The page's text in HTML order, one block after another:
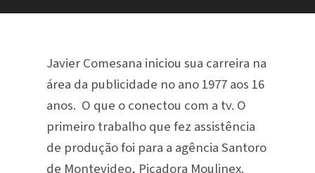
Javier Comesana iniciou sua carreira na
área da publicidade no ano 1977 aos 16
anos. O que o conectou com a tv. O
primeiro trabalho que fez assistência
de produção foi para a agência Santoro
de Montevideo, Picadora Moulinex.